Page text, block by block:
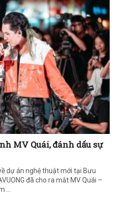
MV Quái, đánh dấu sự
dự án nghệ thuật mới tại Bưu
đã cho ra mắt MV Quái –
...